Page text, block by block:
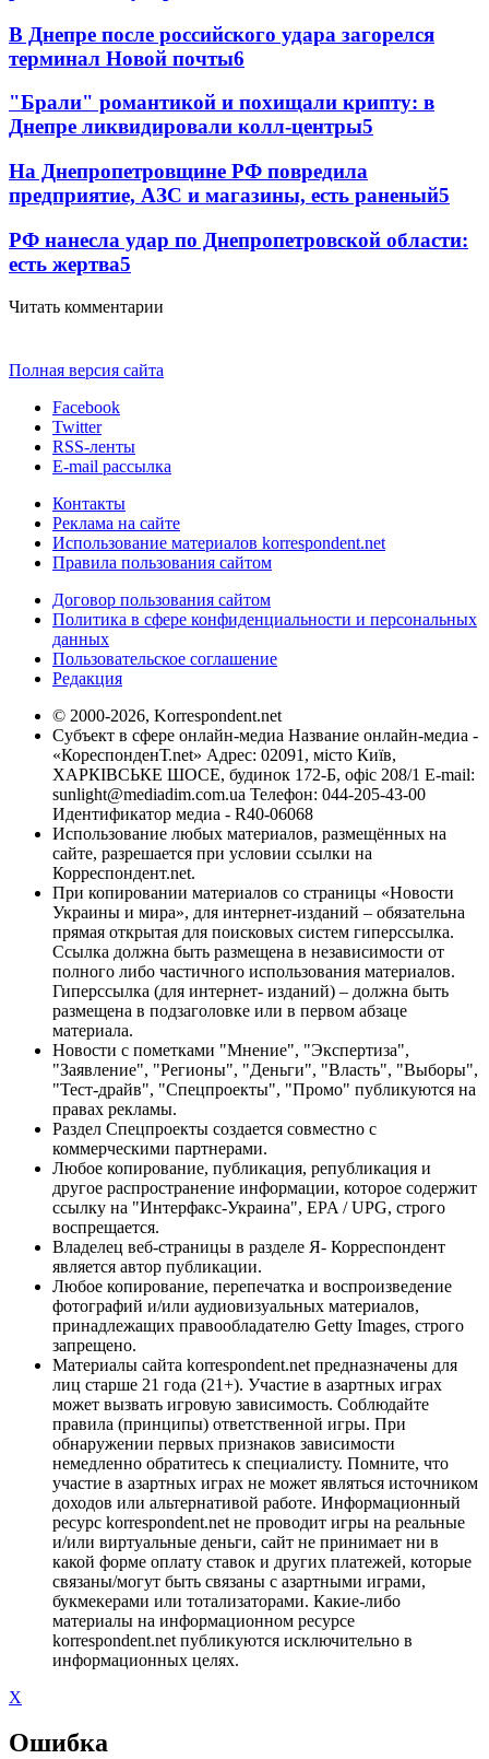
В Днепре после российского удара загорелся
терминал Новой почты6
"Брали" романтикой и похищали крипту: в
Днепре ликвидировали колл-центры5
На Днепропетровщине РФ повредила
предприятие, АЗС и магазины, есть раненый5
РФ нанесла удар по Днепропетровской области:
есть жертва5
Читать комментарии
Полная версия сайта
Facebook
Twitter
RSS-ленты
E-mail рассылка
Контакты
Реклама на сайте
Использование материалов korrespondent.net
Правила пользования сайтом
Договор пользования сайтом
Политика в сфере конфиденциальности и персональных
данных
Пользовательское соглашение
Редакция
© 2000-2026, Korrespondent.net
Субъект в сфере онлайн-медиа Название онлайн-медиа -
«КореспонденТ.net» Адрес: 02091, місто Київ,
ХАРКІВСЬКЕ ШОСЕ, будинок 172-Б, офіс 208/1 E-mail:
sunlight@mediadim.com.ua Телефон: 044-205-43-00
Идентификатор медиа - R40-06068
Использование любых материалов, размещённых на
сайте, разрешается при условии ссылки на
Корреспондент.net.
При копировании материалов со страницы «Новости
Украины и мира», для интернет-изданий – обязательна
прямая открытая для поисковых систем гиперссылка.
Ссылка должна быть размещена в независимости от
полного либо частичного использования материалов.
Гиперссылка (для интернет- изданий) – должна быть
размещена в подзаголовке или в первом абзаце
материала.
Новости с пометками "Мнение", "Экспертиза",
"Заявление", "Регионы", "Деньги", "Власть", "Выборы",
"Тест-драйв", "Спецпроекты", "Промо" публикуются на
правах рекламы.
Раздел Спецпроекты создается совместно с
коммерческими партнерами.
Любое копирование, публикация, републикация и
другое распространение информации, которое содержит
ссылку на "Интерфакс-Украина", EPA / UPG, строго
воспрещается.
Владелец веб-страницы в разделе Я- Корреспондент
является автор публикации.
Любое копирование, перепечатка и воспроизведение
фотографий и/или аудиовизуальных материалов,
принадлежащих правообладателю Getty Images, строго
запрещено.
Материалы сайта korrespondent.net предназначены для
лиц старше 21 года (21+). Участие в азартных играх
может вызвать игровую зависимость. Соблюдайте
правила (принципы) ответственной игры. При
обнаружении первых признаков зависимости
немедленно обратитесь к специалисту. Помните, что
участие в азартных играх не может являться источником
доходов или альтернативой работе. Информационный
ресурс korrespondent.net не проводит игры на реальные
и/или виртуальные деньги, сайт не принимает ни в
какой форме оплату ставок и других платежей, которые
связаны/могут быть связаны с азартными играми,
букмекерами или тотализаторами. Какие-либо
материалы на информационном ресурсе
korrespondent.net публикуются исключительно в
информационных целях.
X
Ошибка